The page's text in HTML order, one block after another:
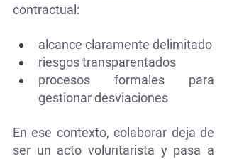
contractual:
alcance claramente delimitado
riesgos transparentados
procesos formales para
gestionar desviaciones
En ese contexto, colaborar deja de
ser un acto voluntarista y pasa a